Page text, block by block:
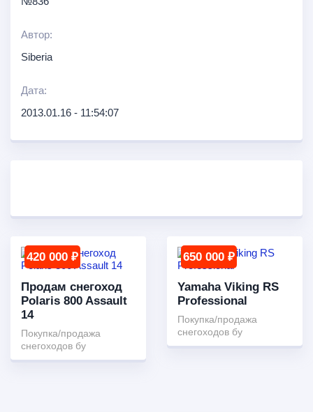
Автор:
Siberia
Дата:
2013.01.16 - 11:54:07
420 000 ₽
Продам снегоход
Polaris 800 Assault
14
Покупка/продажа
снегоходов бу
650 000 ₽
Yamaha Viking RS
Professional
Покупка/продажа
снегоходов бу